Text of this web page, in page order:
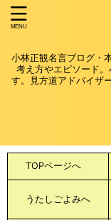
小林正観名言ブログ・
考え方やエピソード
す。見方道アドバイザ
TOPページへ
うたしごよみへ